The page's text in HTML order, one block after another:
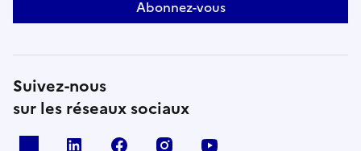
entière qui façonne notre compréhension du réel
sont organisées de février à juillet 2027.
Abonnez-vous
Suivez-nous
sur les réseaux sociaux
Linkedin Facebook Instagram